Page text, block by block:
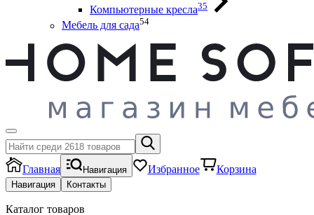
Компьютерные кресла35
Мебель для сада54
Главная Навигация Избранное Корзина
Навигация Контакты
Каталог товаров